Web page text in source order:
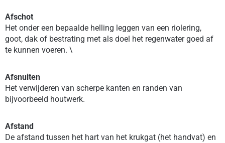
Afschot
Het onder een bepaalde helling leggen van een riolering,
goot, dak of bestrating met als doel het regenwater goed af
te kunnen voeren. \
Afsnuiten
Het verwijderen van scherpe kanten en randen van
bijvoorbeeld houtwerk.
Afstand
De afstand tussen het hart van het krukgat (het handvat) en